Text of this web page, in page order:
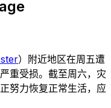
）附近地区在周五遭
重受损。截至周六，灾
努力恢复正常生活，应